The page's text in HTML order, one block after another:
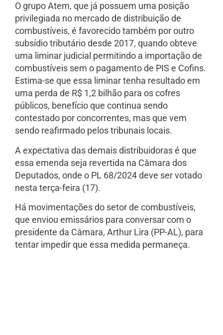
O grupo Atem, que já possuem uma posição
privilegiada no mercado de distribuição de
combustíveis, é favorecido também por outro
subsídio tributário desde 2017, quando obteve
uma liminar judicial permitindo a importação de
combustíveis sem o pagamento de PIS e Cofins.
Estima-se que essa liminar tenha resultado em
uma perda de R$ 1,2 bilhão para os cofres
públicos, benefício que continua sendo
contestado por concorrentes, mas que vem
sendo reafirmado pelos tribunais locais.
A expectativa das demais distribuidoras é que
essa emenda seja revertida na Câmara dos
Deputados, onde o PL 68/2024 deve ser votado
nesta terça-feira (17).
Há movimentações do setor de combustíveis,
que enviou emissários para conversar com o
presidente da Câmara, Arthur Lira (PP-AL), para
tentar impedir que essa medida permaneça.